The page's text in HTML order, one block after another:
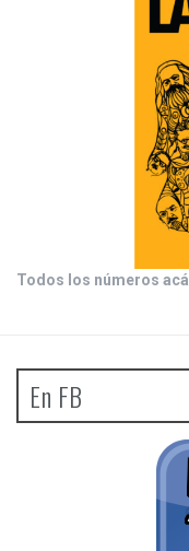
Todos los números acá
En FB